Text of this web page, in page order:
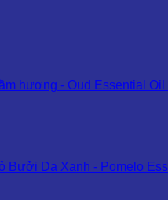
hương - Oud Essential Oil
Bưởi Da Xanh - Pomelo